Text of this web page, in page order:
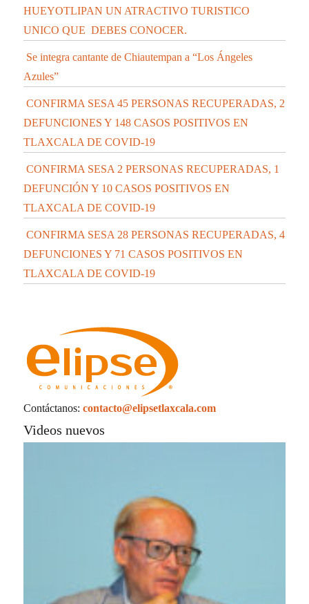
HUEYOTLIPAN UN ATRACTIVO TURISTICO
UNICO QUE DEBES CONOCER.
Se integra cantante de Chiautempan a “Los Ángeles
Azules”
CONFIRMA SESA 45 PERSONAS RECUPERADAS, 2
DEFUNCIONES Y 148 CASOS POSITIVOS EN
TLAXCALA DE COVID-19
CONFIRMA SESA 2 PERSONAS RECUPERADAS, 1
DEFUNCIÓN Y 10 CASOS POSITIVOS EN
TLAXCALA DE COVID-19
CONFIRMA SESA 28 PERSONAS RECUPERADAS, 4
DEFUNCIONES Y 71 CASOS POSITIVOS EN
TLAXCALA DE COVID-19
Contáctanos: contacto@elipsetlaxcala.com
Videos nuevos